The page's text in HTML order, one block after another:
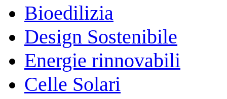
Bioedilizia
Design Sostenibile
Energie rinnovabili
Celle Solari